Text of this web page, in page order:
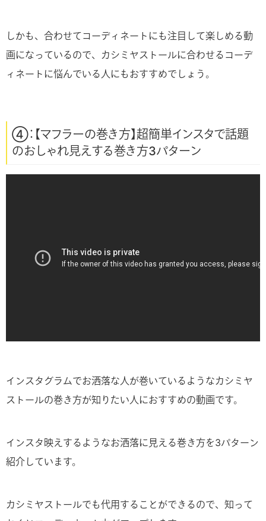
しかも、合わせてコーディネートにも注目して楽しめる動
画になっているので、カシミヤストールに合わせるコーデ
ィネートに悩んでいる人にもおすすめでしょう。
④：【マフラーの巻き方】超簡単インスタで話題
のおしゃれ見えする巻き方3パターン
インスタグラムでお洒落な人が巻いているようなカシミヤ
ストールの巻き方が知りたい人におすすめの動画です。
インスタ映えするようなお洒落に見える巻き方を3パターン
紹介しています。
カシミヤストールでも代用することができるので、知って